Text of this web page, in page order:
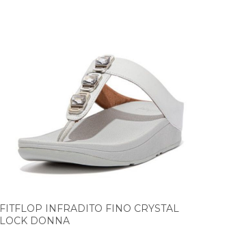
FITFLOP INFRADITO FINO CRYSTAL
LOCK DONNA